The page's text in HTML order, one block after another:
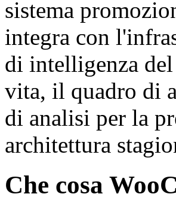
sistema
integra con
di intelligenza
vita, il quadro di
di analisi per la
architettura
Che cosa